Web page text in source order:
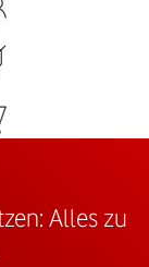
Alles zu